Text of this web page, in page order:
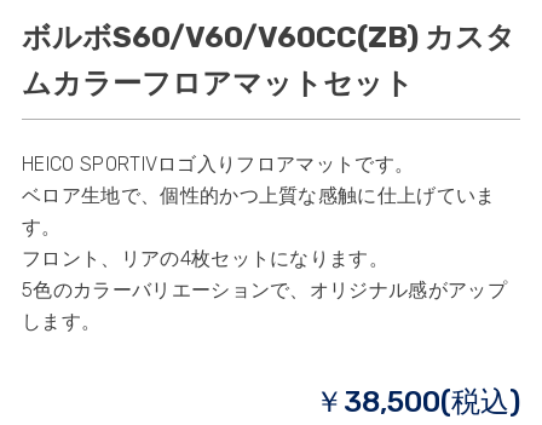
ボルボS60/V60/V60CC(ZB) カスタ
ムカラーフロアマットセット
HEICO SPORTIVロゴ入りフロアマットです。
ベロア生地で、個性的かつ上質な感触に仕上げていま
す。
フロント、リアの4枚セットになります。
5色のカラーバリエーションで、オリジナル感がアップ
します。
￥38,500(税込)